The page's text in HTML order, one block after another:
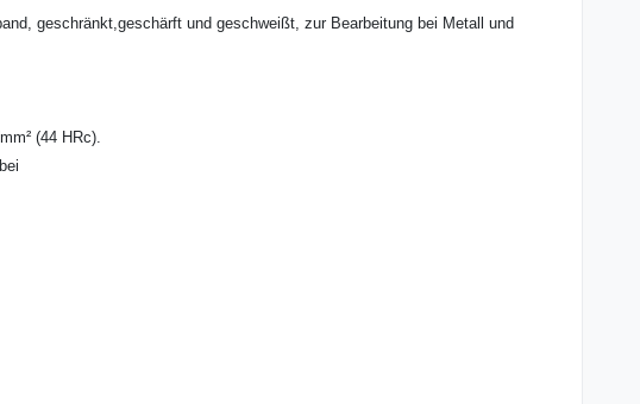
geschränkt,geschärft und geschweißt, zur Bearbeitung bei Metall und
(44 HRc).